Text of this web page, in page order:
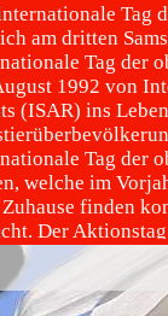
Tag
am dritten
Tag der
1992 von
(ISAR) ins
Tag der
welche im
finden
Der
über